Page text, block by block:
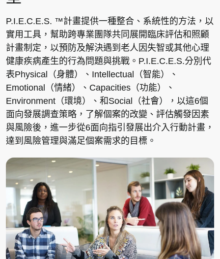
P.I.E.C.E.S. ™計畫提供一種整合、系統性的方法，以
實用工具，幫助跨專業團隊共同展開臨床評估和照顧
計畫制定，以預防及解決遇到老人因失智或其他心理
健康疾病產生的行為問題與挑戰。P.I.E.C.E.S.分別代
表Physical（身體）、Intellectual（智能）、
Emotional（情緒）、Capacities（功能）、
Environment（環境）、和Social（社會），以這6個
面向發展調查策略，了解個案的改變、評估觸發因素
與風險後，進一步從6面向指引發展出介入行動計畫，
達到風險管理與滿足個案需求的目標。